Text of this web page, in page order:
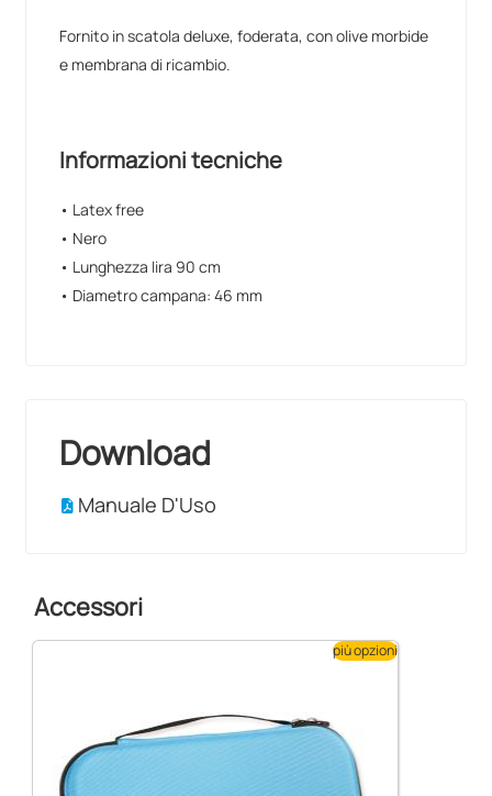
Fornito in scatola deluxe, foderata, con olive morbide
e membrana di ricambio.
Informazioni tecniche
• Latex free
• Nero
• Lunghezza lira 90 cm
• Diametro campana: 46 mm
Download
Manuale D'Uso
Accessori
più opzioni